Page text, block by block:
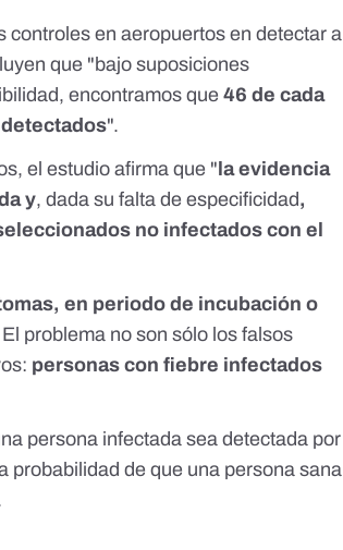
controles en aeropuertos en detectar a
que "bajo suposiciones
encontramos que46 de cada
".
el estudio afirma que " la evidencia
y, dada su falta de especificidad,
no infectados con el
en periodo de incubación o
El problema no son sólo los falsos
personas con fiebre infectados
persona infectada sea detectada por
probabilidad de que una persona sana